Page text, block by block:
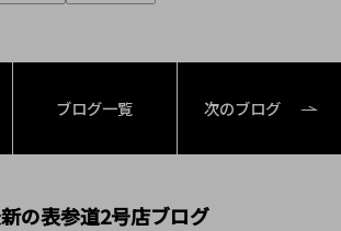
ブログ一覧 次のブログ
の表参道2号店ブログ